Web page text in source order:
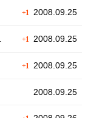
+1 2008.09.25
+1 2008.09.25
+1 2008.09.25
2008.09.25